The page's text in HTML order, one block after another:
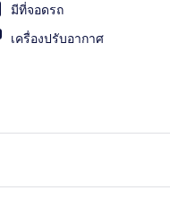
มีที่จอดรถ
เครื่องปรับอากาศ